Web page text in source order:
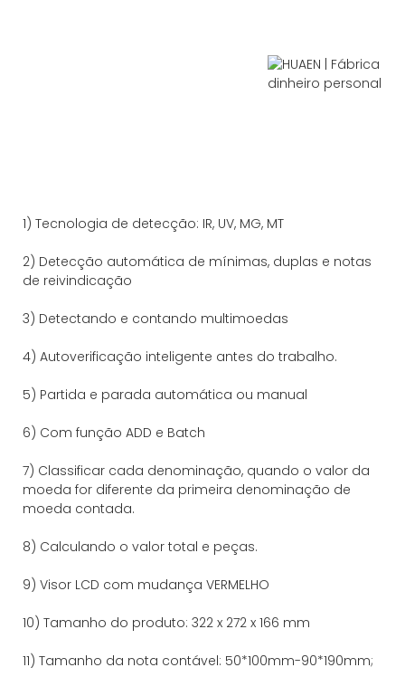
1) Tecnologia de detecção: IR, UV, MG, MT
2) Detecção automática de mínimas, duplas e notas
de reivindicação
3) Detectando e contando multimoedas
4) Autoverificação inteligente antes do trabalho.
5) Partida e parada automática ou manual
6) Com função ADD e Batch
7) Classificar cada denominação, quando o valor da
moeda for diferente da primeira denominação de
moeda contada.
8) Calculando o valor total e peças.
9) Visor LCD com mudança VERMELHO
10) Tamanho do produto: 322 x 272 x 166 mm
11) Tamanho da nota contável: 50*100mm-90*190mm;